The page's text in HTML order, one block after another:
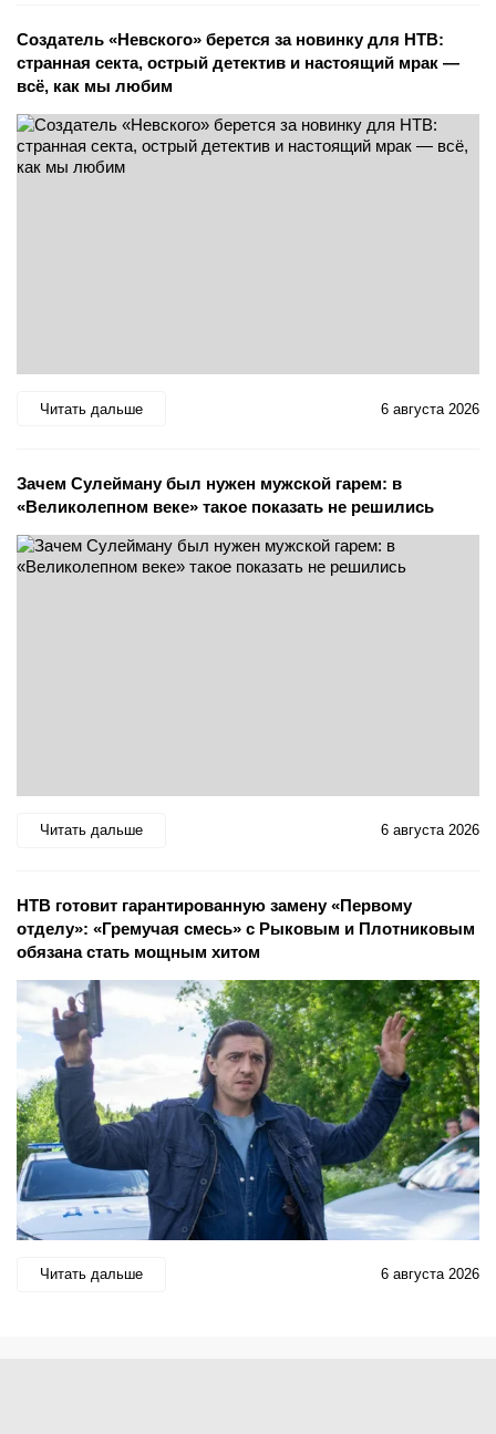
Создатель «Невского» берется за новинку для НТВ:
странная секта, острый детектив и настоящий мрак —
всё, как мы любим
Читать дальше 6 августа 2026
Зачем Сулейману был нужен мужской гарем: в
«Великолепном веке» такое показать не решились
Читать дальше 6 августа 2026
НТВ готовит гарантированную замену «Первому
отделу»: «Гремучая смесь» с Рыковым и Плотниковым
обязана стать мощным хитом
Читать дальше 6 августа 2026